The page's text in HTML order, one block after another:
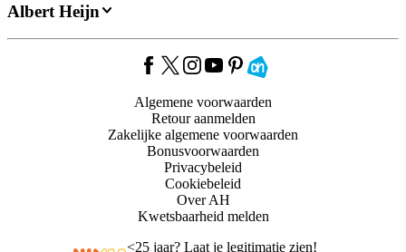
Albert Heijn
Algemene voorwaarden
Retour aanmelden
Zakelijke algemene voorwaarden
Bonusvoorwaarden
Privacybeleid
Cookiebeleid
Over AH
Kwetsbaarheid melden
<25 jaar? Laat je legitimatie zien!